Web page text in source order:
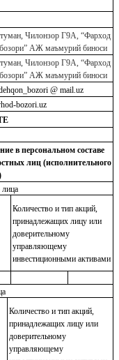
Чилонзор Г9А, “Фарход
АЖ маъмурий биноси
Чилонзор Г9А, “Фарход
АЖ маъмурий биноси
@ mail.uz
bozori.uz
в персональном составе
лиц (исполнительного
Количество и тип акций,
принадлежащих лицу или
доверительному
управляющему
инвестиционными активами
Количество и тип акций,
принадлежащих лицу или
доверительному
управляющему